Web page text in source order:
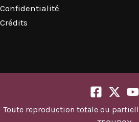
Confidentialité
Crédits
Toute reproduction totale ou